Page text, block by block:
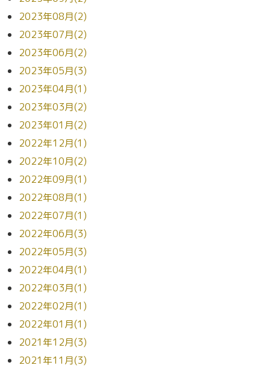
2023年08月(2)
2023年07月(2)
2023年06月(2)
2023年05月(3)
2023年04月(1)
2023年03月(2)
2023年01月(2)
2022年12月(1)
2022年10月(2)
2022年09月(1)
2022年08月(1)
2022年07月(1)
2022年06月(3)
2022年05月(3)
2022年04月(1)
2022年03月(1)
2022年02月(1)
2022年01月(1)
2021年12月(3)
2021年11月(3)